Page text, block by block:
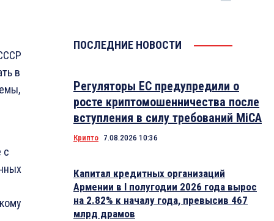
в
с
ПОСЛЕДНИЕ НОВОСТИ
Регуляторы ЕС предупредили о
росте криптомошенничества после
вступления в силу требований MiCA
Крипто 7.08.2026 10:36
Капитал кредитных организаций
Армении в I полугодии 2026 года вырос
на 2.82% к началу года, превысив 467
млрд драмов